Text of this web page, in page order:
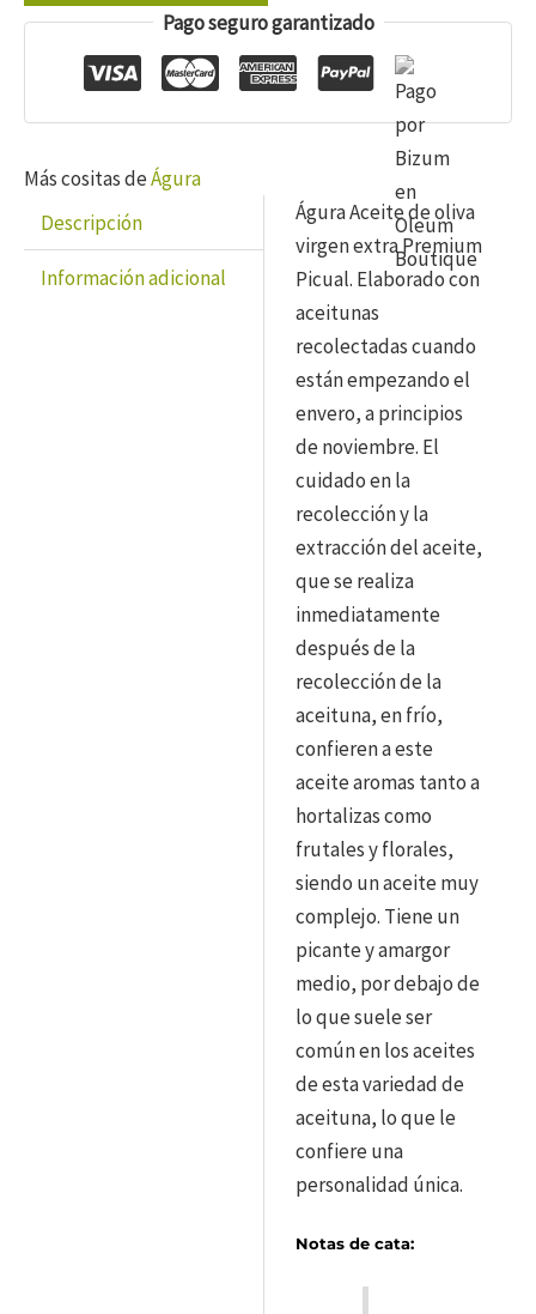
250
cantidad
Pago seguro garantizado
Más cositas deÁgura
Descripción
Información adicional
Águra Aceite de oliva
virgen extra Premium
Picual. Elaborado con
aceitunas
recolectadas cuando
están empezando el
envero, a principios
de noviembre. El
cuidado en la
recolección y la
extracción del aceite,
que se realiza
inmediatamente
después de la
recolección de la
aceituna, en frío,
confieren a este
aceite aromas tanto a
hortalizas como
frutales y florales,
siendo un aceite muy
complejo. Tiene un
picante y amargor
medio, por debajo de
lo que suele ser
común en los aceites
de esta variedad de
aceituna, lo que le
confiere una
personalidad única.
Notas de cata: